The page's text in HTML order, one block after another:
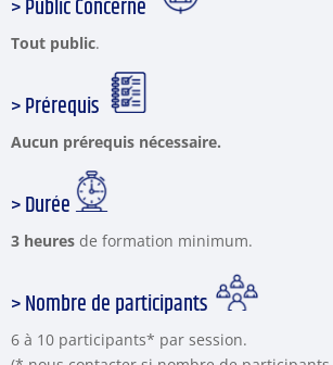
> Public Concerné
Tout public.
> Prérequis
Aucun prérequis nécessaire.
> Durée
3 heures de formation minimum.
> Nombre de participants
6 à 10 participants* par session.